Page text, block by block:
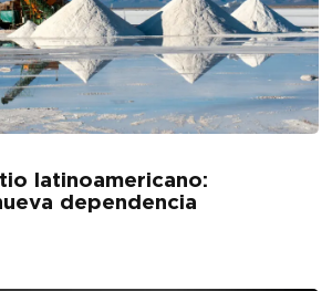
latinoamericano:
dependencia